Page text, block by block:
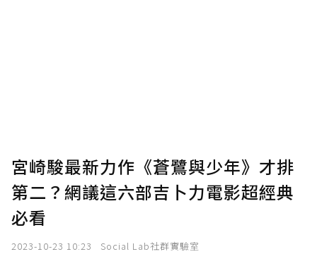
宮崎駿最新力作《蒼鷺與少年》才排
第二？網議這六部吉卜力電影超經典
必看
2023-10-23 10:23 Social Lab社群實驗室